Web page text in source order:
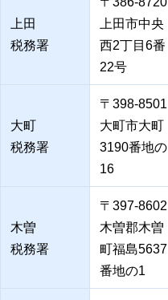
上田
税務署
上田市中央
西2丁目6番
22号
大町
税務署
〒398-8501
大町市大町
3190番地の
16
木曽
税務署
〒397-8602
木曽郡木曽
町福島5637
番地の1